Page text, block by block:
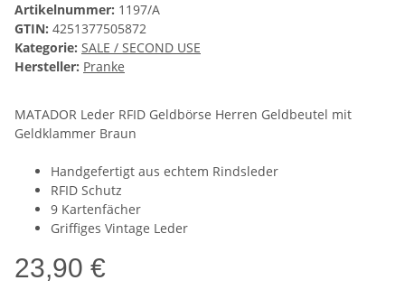
Artikelnummer: 1197/A
GTIN: 4251377505872
Kategorie: SALE / SECOND USE
Hersteller: Pranke
MATADOR Leder RFID Geldbörse Herren Geldbeutel mit
Geldklammer Braun
Handgefertigt aus echtem Rindsleder
RFID Schutz
9 Kartenfächer
Griffiges Vintage Leder
23,90 €